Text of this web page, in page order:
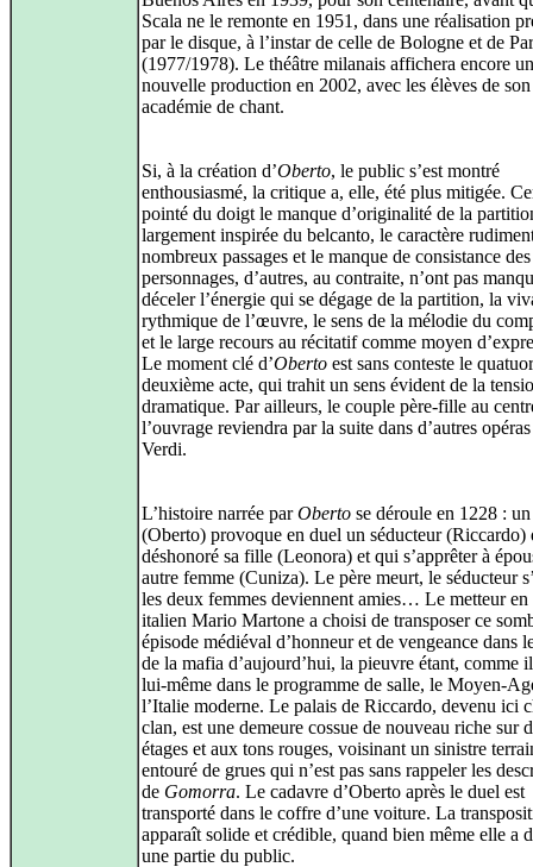
Scala ne le remonte en 1951, dans une réalisation
par le disque, à l’instar de celle de Bologne et de
(1977/1978). Le théâtre milanais affichera encore
nouvelle production en 2002, avec les élèves de son
académie de chant.
Si, à la création d’Oberto, le public s’est montré
enthousiasmé, la critique a, elle, été plus mitigée.
pointé du doigt le manque d’originalité de la
largement inspirée du belcanto, le caractère
nombreux passages et le manque de consistance des
personnages, d’autres, au contraite, n’ont pas
déceler l’énergie qui se dégage de la partition, la
rythmique de l’œuvre, le sens de la mélodie du
et le large recours au récitatif comme moyen
Le moment clé d’Oberto est sans conteste le
deuxième acte, qui trahit un sens évident de la
dramatique. Par ailleurs, le couple père-fille au
l’ouvrage reviendra par la suite dans d’autres
Verdi.
L’histoire narrée parOberto se déroule en 1228 :
(Oberto) provoque en duel un séducteur (Riccardo)
déshonoré sa fille (Leonora) et qui s’apprêter à
autre femme (Cuniza). Le père meurt, le séducteur
les deux femmes deviennent amies… Le metteur en
italien Mario Martone a choisi de transposer ce
épisode médiéval d’honneur et de vengeance dans
de la mafia d’aujourd’hui, la pieuvre étant, comme
lui-même dans le programme de salle, le Moyen-
l’Italie moderne. Le palais de Riccardo, devenu ici
clan, est une demeure cossue de nouveau riche sur
étages et aux tons rouges, voisinant un sinistre
entouré de grues qui n’est pas sans rappeler les
de Gomorra. Le cadavre d’Oberto après le duel est
transporté dans le coffre d’une voiture. La
apparaît solide et crédible, quand bien même elle a
une partie du public.